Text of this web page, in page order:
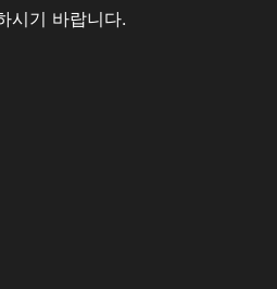
시기 바랍니다.